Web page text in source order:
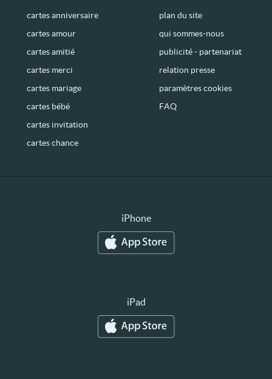
cartes anniversaire
cartes amour
cartes amitié
cartes merci
cartes mariage
cartes bébé
cartes invitation
cartes chance
plan du site
qui sommes-nous
publicité - partenariat
relation presse
paramètres cookies
FAQ
iPhone
iPad